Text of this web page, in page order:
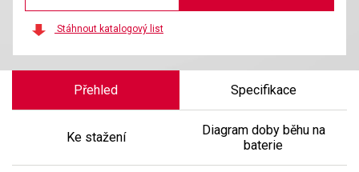
Stáhnout katalogový list
Přehled Specifikace
Ke stažení
Diagram doby běhu na
baterie